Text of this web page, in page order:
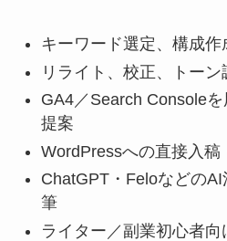
キーワード選定、構成
リライト、校正、トーン
GA4／Search Console
提案
WordPressへの直接入稿
ChatGPT・Feloなどの
筆
ライター／副業初心者